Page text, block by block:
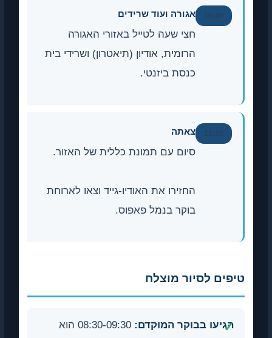
10:40 אגורה ועוד שרידים
חצי שעה לטייל באזורי האגורה
הרומית, אודיון (תיאטרון) ושרידי בית
כנסת ביזנטי.
11:10 צאתה
סיום עם תמונת כללית של האזור.
החזירו את האודיו-גייד וצאו לארוחת
בוקר בנמל פאפוס.
טיפים לסיור מוצלח
הגיעו בבוקר המוקדם:
08:30-09:30 הוא